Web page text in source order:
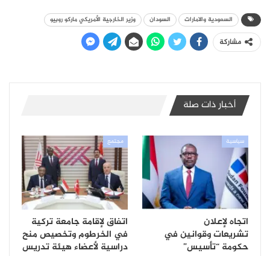
السعودية والامارات السودان وزير الخارجية الأمريكي ماركو روبيو
مشاركة
أخبار ذات صلة
سياسية
اتجاه لإعلان
تشريعات وقوانين في
حكومة “تأسيس”
مجتمع
اتفاق لإقامة جامعة تركية
في الخرطوم وتخصيص منح
دراسية لأعضاء هيئة تدريس